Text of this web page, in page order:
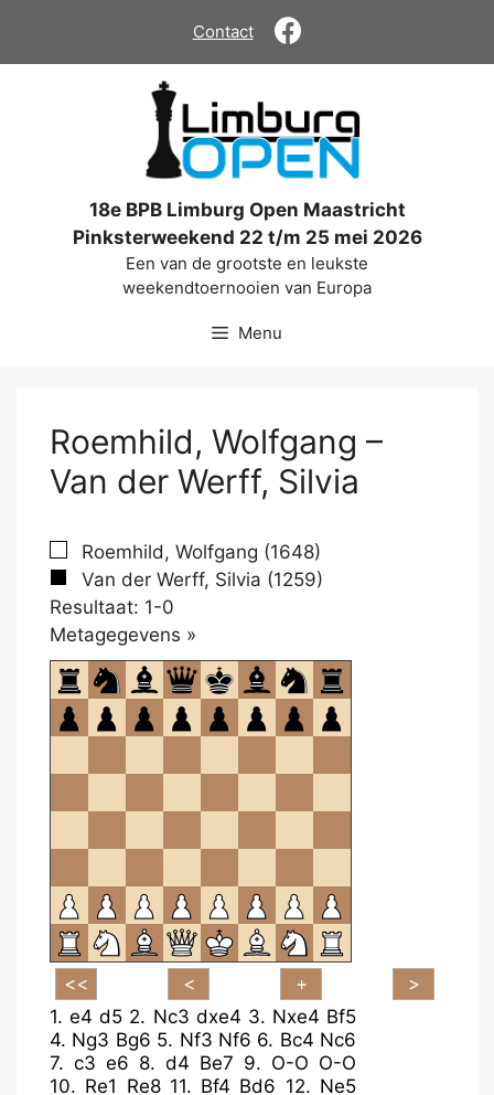
de
Contact
18e BPB Limburg Open Maastricht
Pinksterweekend 22 t/m 25 mei 2026
Een van de grootste en leukste
weekendtoernooien van Europa
Menu
Roemhild, Wolfgang –
Van der Werff, Silvia
Roemhild, Wolfgang (1648)
Van der Werff, Silvia (1259)
Resultaat: 1-0
Metagegevens »
om
te
openen.
1.e4 d5 2. Nc3 dxe4 3. Nxe4 Bf5
4. Ng3 Bg6 5. Nf3 Nf6 6. Bc4 Nc6
7. c3 e6 8. d4 Be7 9. O-O O-O
10. Re1 Re8 11. Bf4 Bd6 12. Ne5